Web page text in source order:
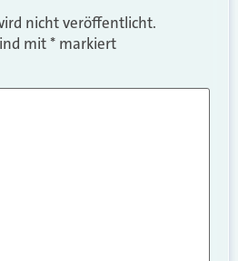
nicht veröffentlicht.
mit* markiert